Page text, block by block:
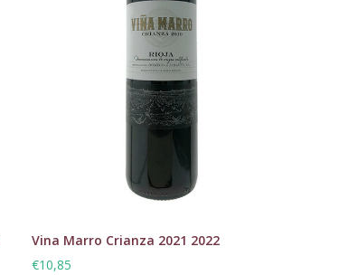
Vina Marro Crianza 2021 2022
€10,85